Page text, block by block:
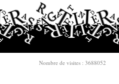
Nombre de visites : 3688052